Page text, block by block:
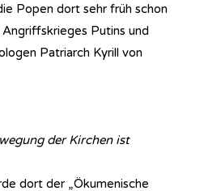
Popen dort sehr früh schon
Putins und
Patriarch Kyrill von
der Kirchen ist
dort der „Ökumenische